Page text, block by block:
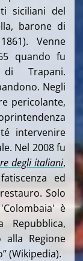
siciliani del
barone di
Venne
quando fu
Trapani.
Negli
pericolante,
intervenire
Nel 2008 fu
degli italiani,
ed
Solo
è
Regione
(Wikipedia).